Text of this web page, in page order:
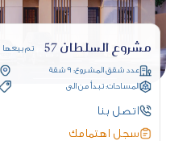
مشروع السلطان 57 تم بيعها
عدد شقق المشروع: 9 شقة
المساحات: تبدأ من الى
اتصل بنا
سجل اهتمامك